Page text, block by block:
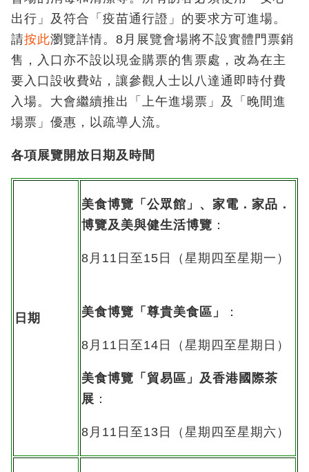
出行」及符合「疫苗通行證」的要求方可進場。
請按此瀏覽詳情。8月展覽會場將不設實體門票銷
售，入口亦不設以現金購票的售票處，改為在主
要入口設收費站，讓參觀人士以八達通即時付費
入場。大會繼續推出「上午進場票」及「晚間進
場票」優惠，以疏導人流。
各項展覽開放日期及時間
日期
美食博覽「公眾館」、 家電．家品．
博覽及美與健生活博覽 ：
8月11日至15日（星期四至星期一）
美食博覽「尊貴美食區」 ：
8 月 11 日至14 日（星期四至星期日）
美食博覽「貿易區」及香港國際茶
展 ：
8月11日至13日（星期四至星期六）